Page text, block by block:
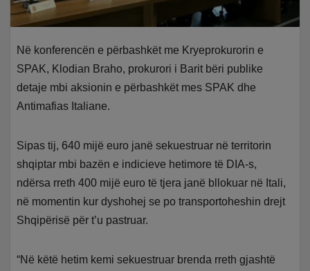
Në konferencën e përbashkët me Kryeprokurorin e
SPAK, Klodian Braho, prokurori i Barit bëri publike
detaje mbi aksionin e përbashkët mes SPAK dhe
Antimafias Italiane.
Sipas tij, 640 mijë euro janë sekuestruar në territorin
shqiptar mbi bazën e indicieve hetimore të DIA-s,
ndërsa rreth 400 mijë euro të tjera janë bllokuar në Itali,
në momentin kur dyshohej se po transportoheshin drejt
Shqipërisë për t’u pastruar.
“Në këtë hetim kemi sekuestruar brenda rreth gjashtë